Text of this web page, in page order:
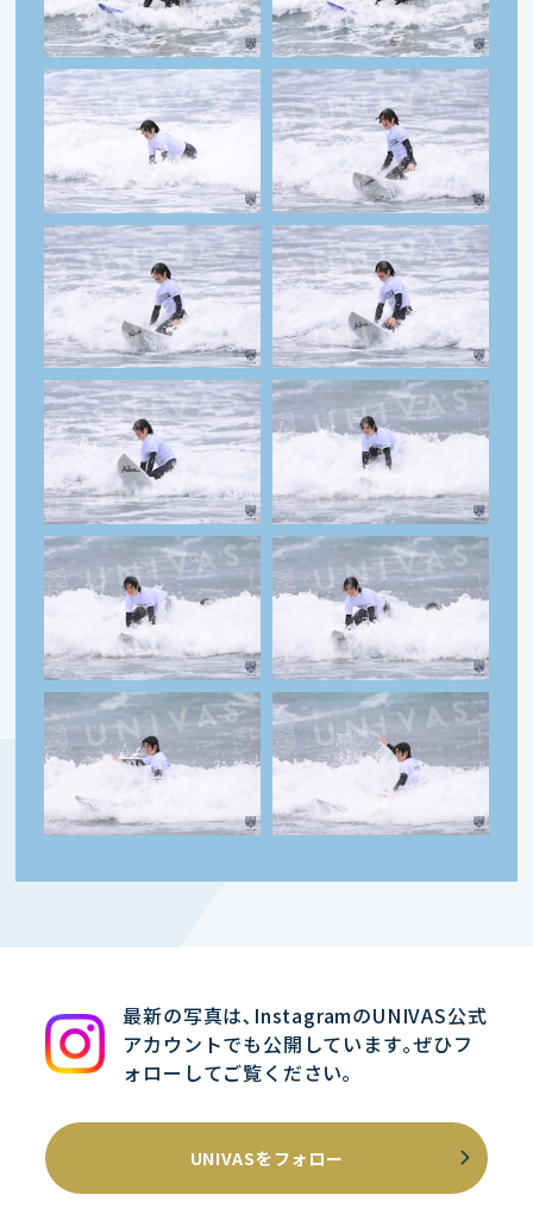
最新の写真は､InstagramのUNIVAS公式
アカウントでも公開しています｡ぜひフ
ォローしてご覧ください｡
UNIVASをフォロー